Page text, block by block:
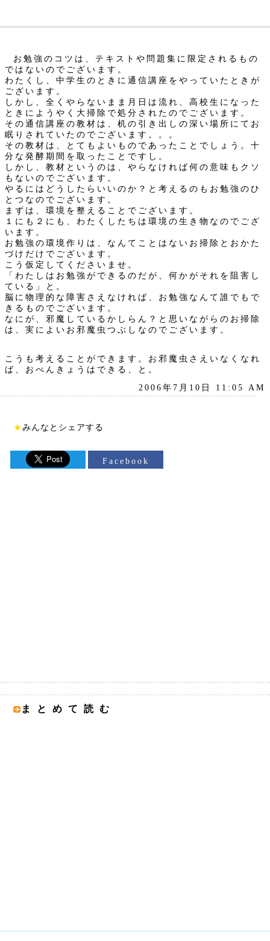
お勉強のコツは、テキストや問題集に限定されるもの
ではないのでございます。
わたくし、中学生のときに通信講座をやっていたときが
ございます。
しかし、全くやらないまま月日は流れ、高校生になった
ときにようやく大掃除で処分されたのでございます。
その通信講座の教材は、机の引き出しの深い場所にてお
眠りされていたのでございます。。。
その教材は、とてもよいものであったことでしょう。十
分な発酵期間を取ったことですし。
しかし、教材というのは、やらなければ何の意味もクソ
もないのでございます。
やるにはどうしたらいいのか？と考えるのもお勉強のひ
とつなのでございます。
まずは、環境を整えることでございます。
１にも２にも、わたくしたちは環境の生き物なのでござ
います。
お勉強の環境作りは、なんてことはないお掃除とおかた
づけだけでございます。
こう仮定してくださいませ。
「わたしはお勉強ができるのだが、何かがそれを阻害し
ている」と。
脳に物理的な障害さえなければ、お勉強なんて誰でもで
きるものでございます。
なにが、邪魔しているかしらん？と思いながらのお掃除
は、実によいお邪魔虫つぶしなのでございます。
こうも考えることができます。お邪魔虫さえいなくなれ
ば、おべんきょうはできる、と。
2006年7月10日 11:05 AM
★みんなとシェアする
Facebook
まとめて読む